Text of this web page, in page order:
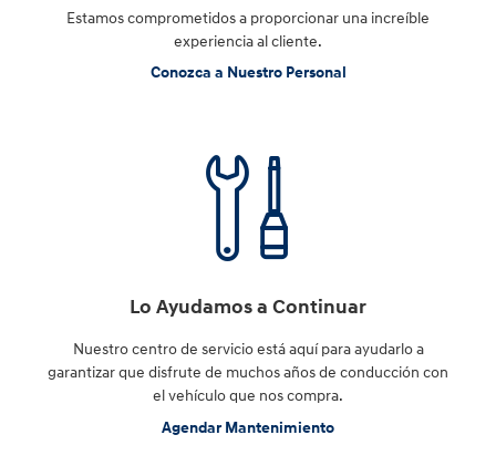
Estamos comprometidos a proporcionar una increíble
experiencia al cliente.
Conozca a Nuestro Personal
Lo Ayudamos a Continuar
Nuestro centro de servicio está aquí para ayudarlo a
garantizar que disfrute de muchos años de conducción con
el vehículo que nos compra.
Agendar Mantenimiento